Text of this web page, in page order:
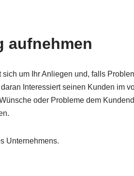
aufnehmen
um Ihr Anliegen und, falls
Interessiert seinen Kunden im
oder Probleme dem
Unternehmens.